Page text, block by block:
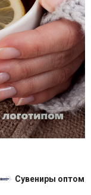
Сувениры оптом